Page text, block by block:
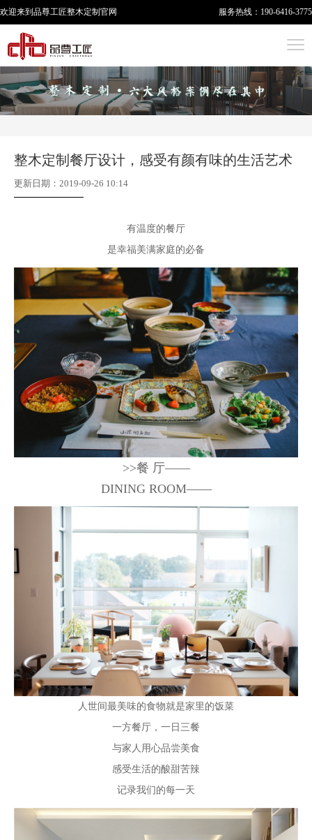
欢迎来到品尊工匠整木定制 官网 服务热线： 190-6416-3775
整木定制餐厅设计，感受有颜有味的生活艺术
更新日期：2019-09-26 10:14
有温度的餐厅
是幸福美满家庭的必备
>>餐 厅——
DINING ROOM——
人世间最美味的食物就是家里的饭菜
一方餐厅，一日三餐
与家人用心品尝美食
感受生活的酸甜苦辣
记录我们的每一天